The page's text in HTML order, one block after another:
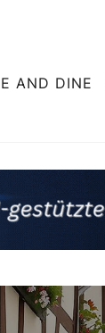
AND DINE